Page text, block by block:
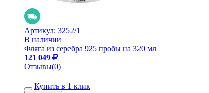
Артикул: 3252/1
В наличии
Фляга из серебра 925 пробы на 320 мл
121 049
Отзывы(0)
Купить в 1 клик